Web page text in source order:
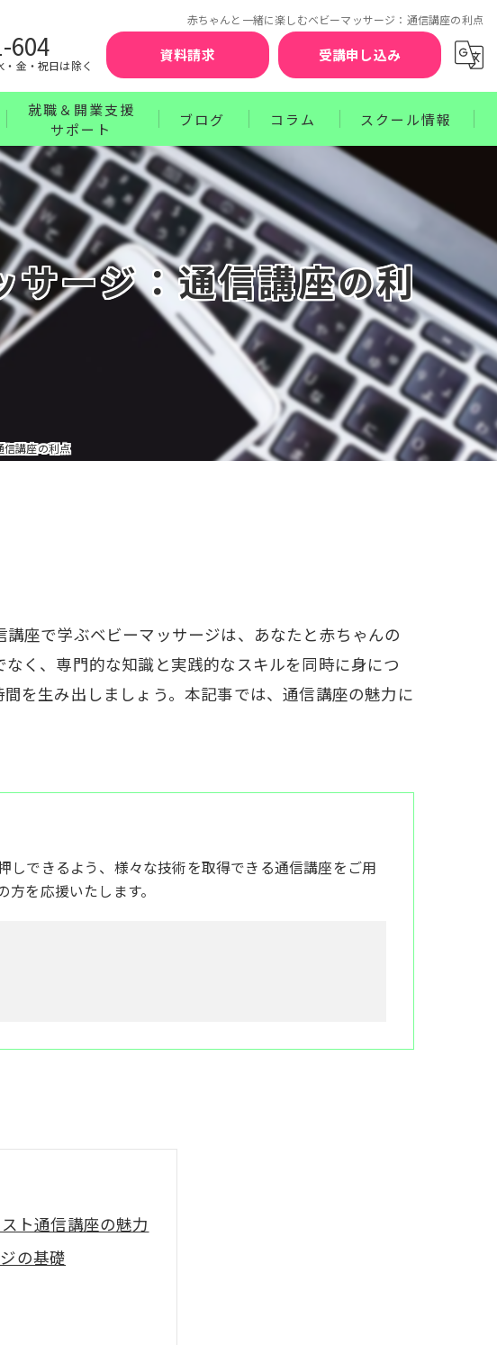
赤ちゃんと一緒に楽しむベビーマッサージ：通信講座の利点
604
金・祝日は除く
資料請求 受講申し込み
みインストラクターコース
ストラクターコース
セットコース
はこちら
就職＆開業支援
サポート
業界最強のサポート
充実の教育プログラム
ブログ
お知らせ
ワンポイントレッスン
コラム スクール情報
セラピスト賠償責任補償制度
講師紹介
受講前の不安を解消するQ&A
お申込みから資格取得までのステップ
受講生の声
卒業生の声
受講料のお支払方法
W資格と就職サポート
サージ：通信講座の利
信講座の利点
座で学ぶベビーマッサージは、あなたと赤ちゃんの
く、専門的な知識と実践的なスキルを同時に身につ
を生み出しましょう。本記事では、通信講座の魅力に
しできるよう、様々な技術を取得できる通信講座をご用
を応援いたします。
ト通信講座の魅力
の基礎